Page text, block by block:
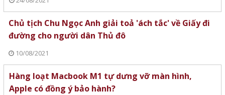
Chủ tịch Chu Ngọc Anh giải toả 'ách tắc' về Giấy đi
đường cho người dân Thủ đô
10/08/2021
Hàng loạt Macbook M1 tự dưng vỡ màn hình,
Apple có đồng ý bảo hành?